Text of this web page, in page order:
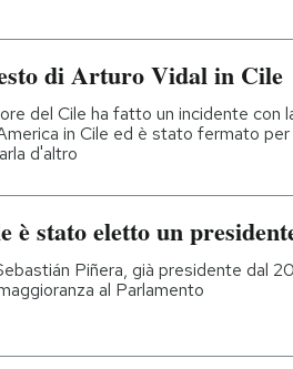
di Arturo Vidal in Cile
del Cile ha fatto un incidente con
in Cile ed è stato fermato
d'altro
è stato eletto un
Piñera, già presidente dal
al Parlamento